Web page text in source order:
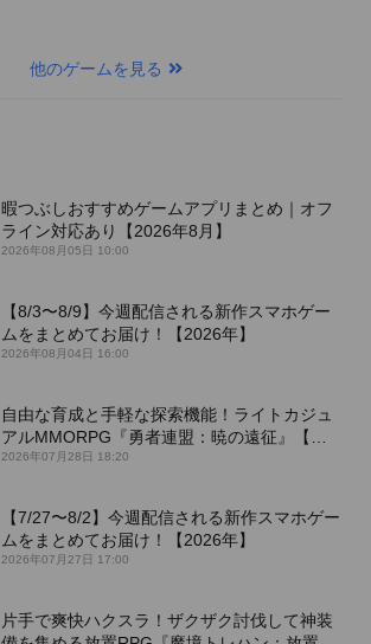
他のゲームを見る
暇つぶしおすすめゲームアプリまとめ｜オフ
ライン対応あり【2026年8月】
2026年08月05日 10:00
【8/3〜8/9】今週配信される新作スマホゲー
ムをまとめてお届け！【2026年】
2026年08月04日 16:00
自由な育成と手軽な探索機能！ライトカジュ
アルMMORPG『勇者連盟：暁の遠征』【最
新作PICKUP】
2026年07月28日 18:20
【7/27〜8/2】今週配信される新作スマホゲー
ムをまとめてお届け！【2026年】
2026年07月27日 17:00
片手で爽快ハクスラ！ザクザク討伐して神装